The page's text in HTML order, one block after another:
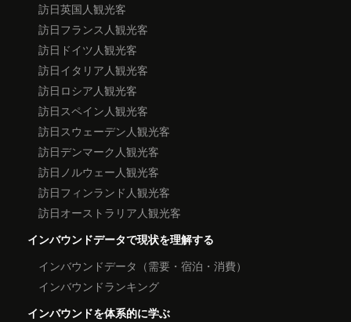
訪日英国人観光客
訪日フランス人観光客
訪日ドイツ人観光客
訪日イタリア人観光客
訪日ロシア人観光客
訪日スペイン人観光客
訪日スウェーデン人観光客
訪日デンマーク人観光客
訪日ノルウェー人観光客
訪日フィンランド人観光客
訪日オーストラリア人観光客
インバウンドデータで現状を理解する
インバウンドデータ（需要・宿泊・消費）
インバウンドランキング
インバウンドを体系的に学ぶ